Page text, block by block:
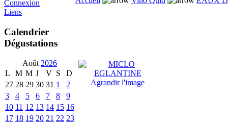
Connexion
Liens
Calendrier
Dégustations
Août 2026
L
M M J V S
D
27 28 29 30 31 1
2
3
4 5 6 7 8
9
10 11 12 13 14 15 16
17 18 19 20 21 22 23
Agrandir l'image